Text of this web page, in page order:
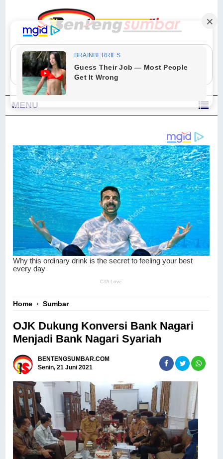
"Sesungguhnya Allah dan para malaikat-Nya berselawat untuk Nabi.
Wahai orang-orang yang beriman, berselawatlah kamu untuk Nabi dan
ucapkanlah salam dengan penuh penghormatan kepadanya." (Qs. Al
Ahzab Ayat 56)
MENU
Home ›Sumbar
OJK Dukung Konversi Bank Nagari
Menjadi Bank Nagari Syariah
BENTENGSUMBAR.COM
Senin, 21 Juni 2021